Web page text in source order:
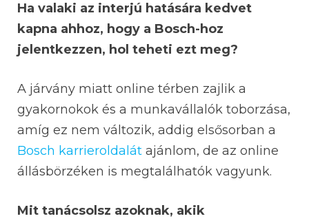
Ha valaki az interjú hatására kedvet
kapna ahhoz, hogy a Bosch-hoz
jelentkezzen, hol teheti ezt meg?
A járvány miatt online térben zajlik a
gyakornokok és a munkavállalók toborzása,
amíg ez nem változik, addig elsősorban a
Bosch karrieroldalát ajánlom, de az online
állásbörzéken is megtalálhatók vagyunk.
Mit tanácsolsz azoknak, akik